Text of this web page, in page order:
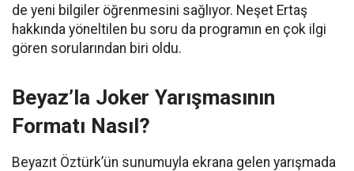
de yeni bilgiler öğrenmesini sağlıyor. Neşet Ertaş
hakkında yöneltilen bu soru da programın en çok ilgi
gören sorularından biri oldu.
Beyaz’la Joker Yarışmasının
Formatı Nasıl?
Beyazıt Öztürk’ün sunumuyla ekrana gelen yarışmada